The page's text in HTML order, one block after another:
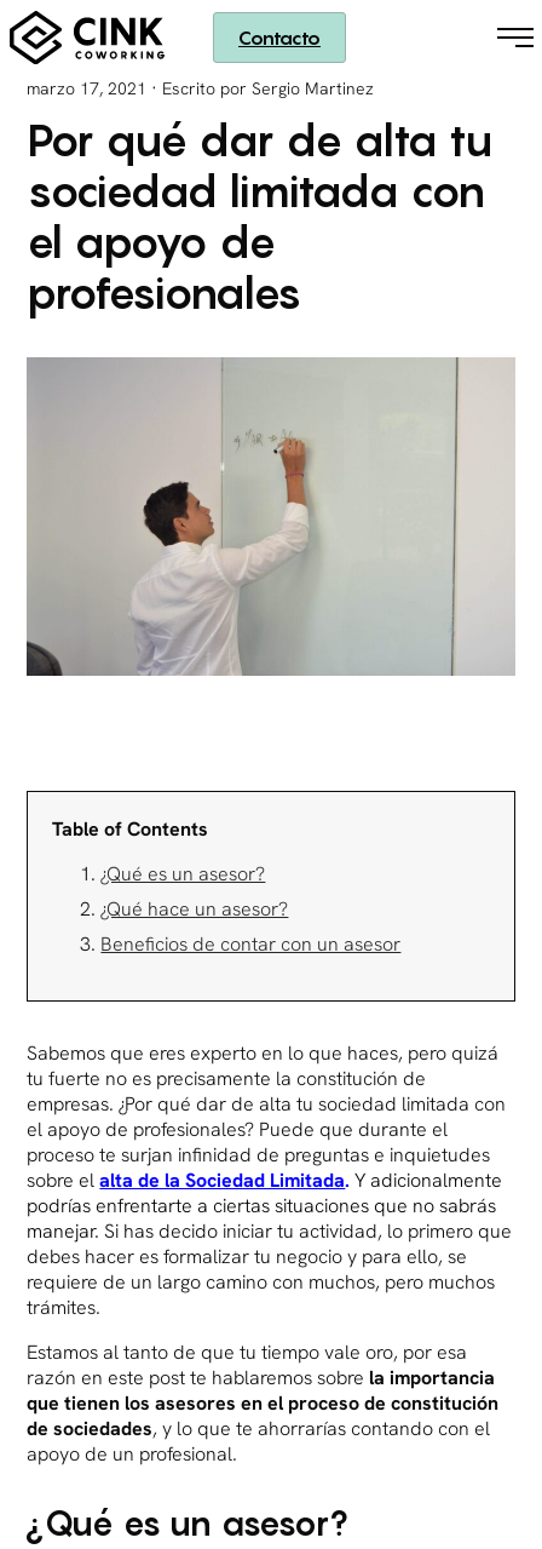
Contacto
marzo 17, 2021 · Escrito por Sergio Martinez
Por qué dar de alta tu
sociedad limitada con
el apoyo de
profesionales
Table of Contents
¿Qué es un asesor?
¿Qué hace un asesor?
Beneficios de contar con un asesor
Sabemos que eres experto en lo que haces, pero quizá
tu fuerte no es precisamente la constitución de
empresas. ¿Por qué dar de alta tu sociedad limitada con
el apoyo de profesionales? Puede que durante el
proceso te surjan infinidad de preguntas e inquietudes
sobre elalta de la Sociedad Limitada.Y adicionalmente
podrías enfrentarte a ciertas situaciones que no sabrás
manejar.Si has decido iniciar tu actividad, lo primero que
debes hacer es formalizar tu negocio y para ello, se
requiere de un largo camino con muchos, pero muchos
trámites.
Estamos al tanto de que tu tiempo vale oro, por esa
razón en este post te hablaremos sobre la importancia
que tienen los asesores en el proceso de constitución
de sociedades, y lo que te ahorrarías contando con el
apoyo de un profesional.
¿Qué es un asesor?